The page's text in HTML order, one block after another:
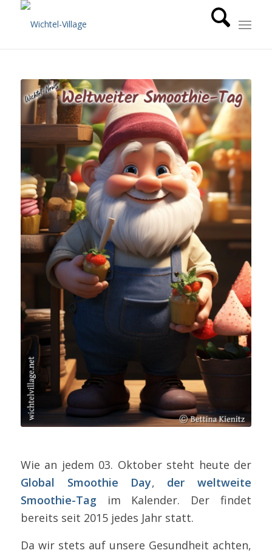
Wie an jedem 03. Oktober steht heute der
Global Smoothie Day, der weltweite
Smoothie-Tagim Kalender. Der findet
bereits seit 2015 jedes Jahr statt.
Da wir stets auf unsere Gesundheit achten,